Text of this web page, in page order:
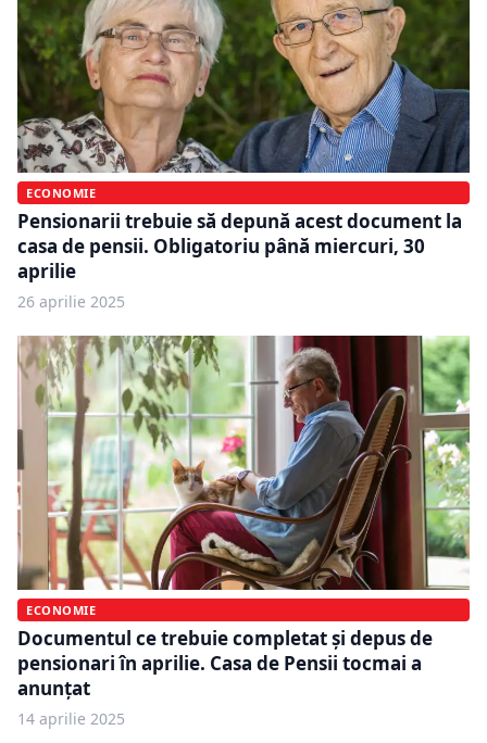
ECONOMIE
Pensionarii trebuie să depună acest document la
casa de pensii. Obligatoriu până miercuri, 30
aprilie
26 aprilie 2025
ECONOMIE
Documentul ce trebuie completat și depus de
pensionari în aprilie. Casa de Pensii tocmai a
anunțat
14 aprilie 2025